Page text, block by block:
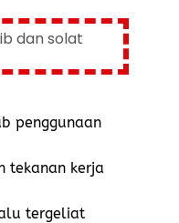
dan solat
penggunaan
tekanan kerja
tergeliat